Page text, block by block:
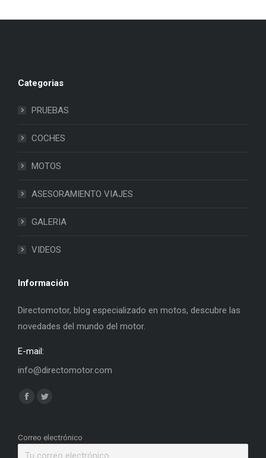
Categorias
PRUEBAS
COCHES
MOTOS
ASESORAMIENTO VIAJES
GALERIA
VIDEOS
Información
Directomotor, blog especializado en motos, descubre las
novedades del mundo del motor.
E-mail:
info@directomotor.com
Find us on:
Facebook
opens
Twitter
opens
Correo electrónico